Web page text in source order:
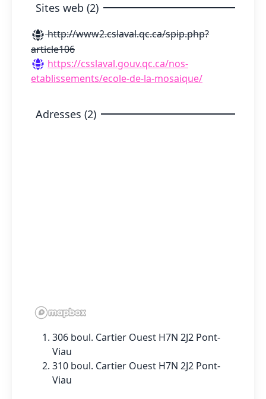
Sites web (2)
http://www2.cslaval.qc.ca/spip.php?
article106
https://csslaval.gouv.qc.ca/nos-
etablissements/ecole-de-la-mosaique/
Adresses (2)
306 boul. Cartier Ouest H7N 2J2 Pont-
Viau
310 boul. Cartier Ouest H7N 2J2 Pont-
Viau